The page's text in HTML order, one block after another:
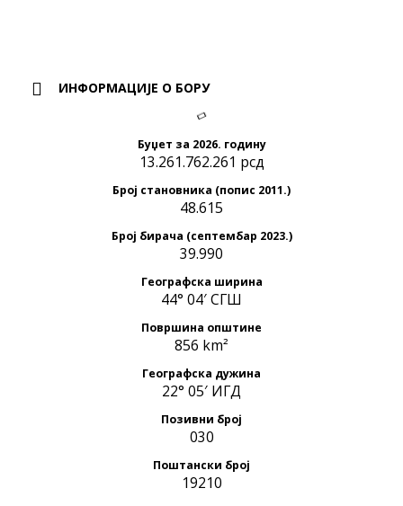
ИНФОРМАЦИЈЕ О БОРУ
Буџет за 2026. годину
13.261.762.261 рсд
Број становника (попис 2011.)
48.615
Број бирача (септембар 2023.)
39.990
Географска ширина
44° 04′ СГШ
Површина општине
856 km²
Географска дужина
22° 05′ ИГД
Позивни број
030
Поштански број
19210